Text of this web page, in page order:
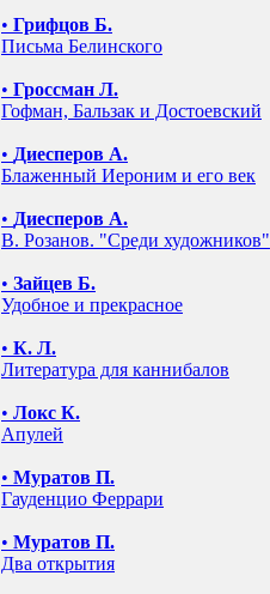
• Грифцов Б.
Письма Белинского
• Гроссман Л.
Гофман, Бальзак и Достоевский
• Диесперов А.
Блаженный Иероним и его век
• Диесперов А.
В. Розанов. "Среди художников"
• Зайцев Б.
Удобное и прекрасное
• К. Л.
Литература для каннибалов
• Локс К.
Апулей
• Муратов П.
Гауденцио Феррари
• Муратов П.
Два открытия